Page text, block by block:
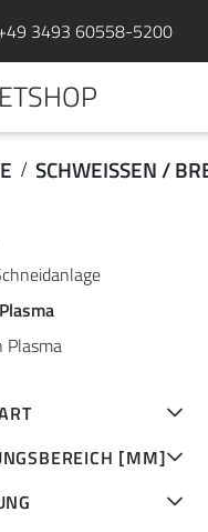
3493 60558-5200
SCHWEISSEN /
Plasma
[MM]